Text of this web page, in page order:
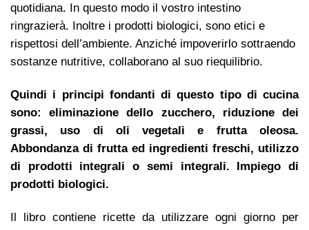
quotidiana. In questo modo il vostro intestino
ringrazierà. Inoltre i prodotti biologici, sono etici e
rispettosi dell’ambiente. Anziché impoverirlo sottraendo
sostanze nutritive, collaborano al suo riequilibrio.
Quindi i principi fondanti di questo tipo di cucina
sono: eliminazione dello zucchero, riduzione dei
grassi, uso di oli vegetali e frutta oleosa.
Abbondanza di frutta ed ingredienti freschi, utilizzo
di prodotti integrali o semi integrali. Impiego di
prodotti biologici.
Il libro contiene ricette da utilizzare ogni giorno per